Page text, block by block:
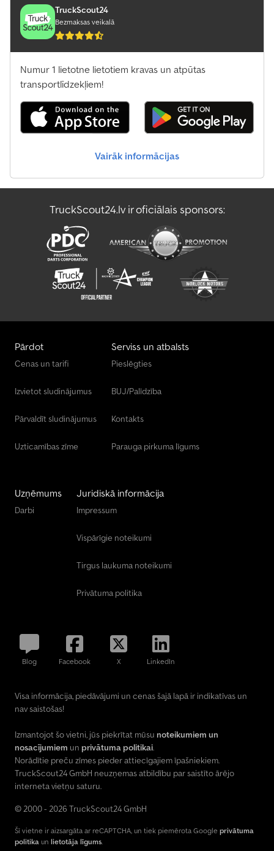
TruckScout24
Bezmaksas veikalā
Numur 1 lietotne lietotiem kravas un atpūtas
transportlīdzekļiem!
Vairāk informācijas
TruckScout24.lv ir oficiālais sponsors:
Pārdot
Cenas un tarifi
Izvietot sludinājumus
Pārvaldīt sludinājumus
Uzticamības zīme
Serviss un atbalsts
Pieslēgties
BUJ/Palīdzība
Kontakts
Parauga pirkuma līgums
Uzņēmums
Darbi
Juridiskā informācija
Impressum
Vispārīgie noteikumi
Tirgus laukuma noteikumi
Privātuma politika
Blog Facebook X LinkedIn
Visa informācija, piedāvājumi un cenas šajā lapā ir indikatīvas un
nav saistošas!
Izmantojot šo vietni, jūs piekrītat mūsu noteikumiem un
nosacījumiem un privātuma politikai.
Norādītie preču zīmes pieder attiecīgajiem īpašniekiem.
TruckScout24 GmbH neuzņemas atbildību par saistīto ārējo
interneta vietņu saturu.
© 2000 - 2026 TruckScout24 GmbH
Šī vietne ir aizsargāta ar reCAPTCHA, un tiek piemērota Google privātuma
politika un lietotāja līgums